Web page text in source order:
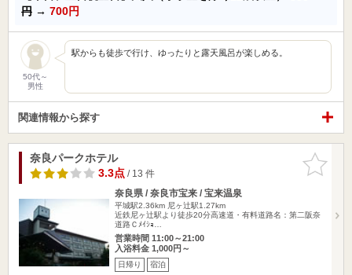
円 → 700円
50代～
男性
駅からも徒歩で行け、ゆったりと露天風呂が楽しめる。
関連情報から探す
お気に入
りに追加
奈良パークホテル
3.3点/ 13 件
奈良県 / 奈良市宝来 / 宝来温泉
平城駅2.36km 尼ヶ辻駅1.27km
近鉄尼ヶ辻駅より徒歩20分高速道・有料道路名：第二阪奈
道路Ｃﾒｲｼｮ…
営業時間 11:00～21:00
入浴料金 1,000円～
日帰り 宿泊